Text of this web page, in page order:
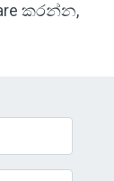
කරන්න,